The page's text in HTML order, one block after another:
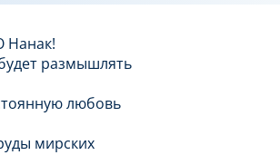
Нанак!
размышлять
любовь
мирских